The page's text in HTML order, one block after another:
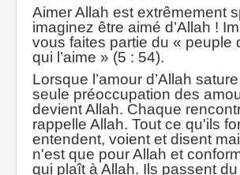
Aimer Allah est extrêmement
imaginez être aimé d’Allah !
vous faites partie du « peuple
qui l’aime » (5 : 54).
Lorsque l’amour d’Allah
seule préoccupation des
devient Allah. Chaque
rappelle Allah. Tout ce qu'ils
entendent, voient et disent
n'est que pour Allah et
qui plaît à Allah. Ils passent